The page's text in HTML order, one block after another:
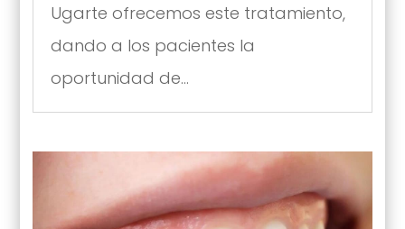
Ugarte ofrecemos este tratamiento,
dando a los pacientes la
oportunidad de...